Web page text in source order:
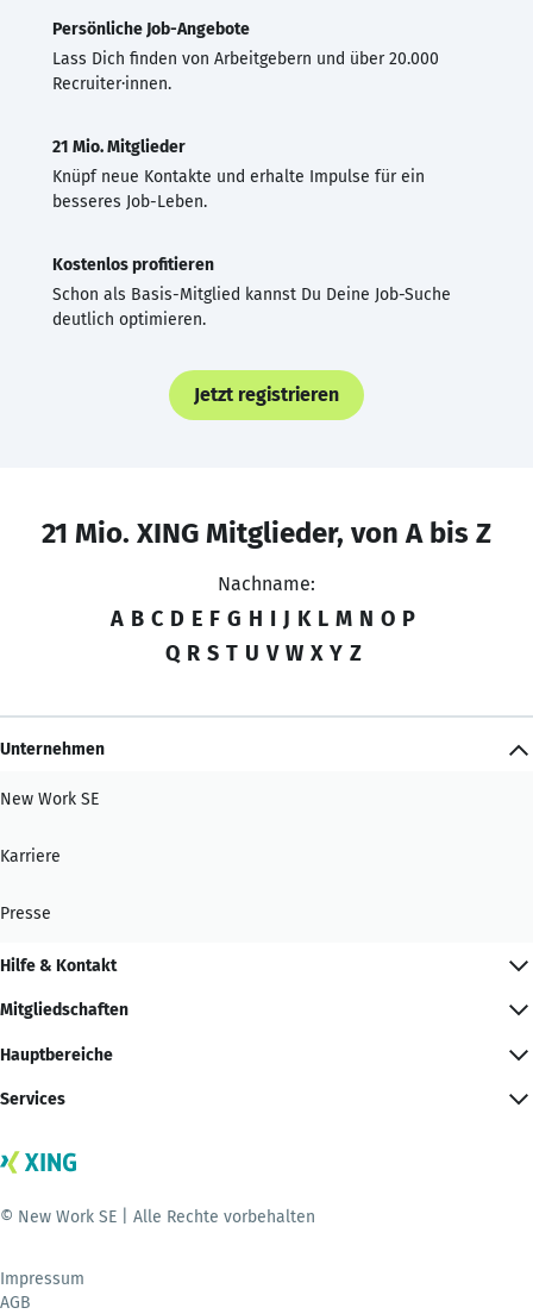
Persönliche Job-Angebote
Lass Dich finden von Arbeitgebern und über 20.000
Recruiter·innen.
21 Mio. Mitglieder
Knüpf neue Kontakte und erhalte Impulse für ein
besseres Job-Leben.
Kostenlos profitieren
Schon als Basis-Mitglied kannst Du Deine Job-Suche
deutlich optimieren.
Jetzt registrieren
21 Mio. XING Mitglieder, von A bis Z
Nachname:
A B C D E F G H I J K L M N O P
Q R S T U V W X Y Z
Unternehmen
New Work SE
Karriere
Presse
Hilfe & Kontakt
Mitgliedschaften
Hauptbereiche
Services
© New Work SE | Alle Rechte vorbehalten
Impressum
AGB